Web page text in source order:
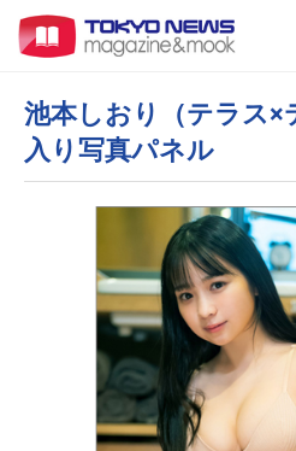
池本しおり（テラス
入り写真パネル